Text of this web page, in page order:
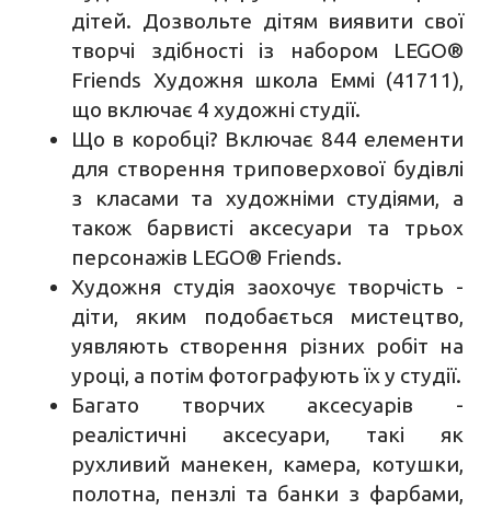
дітей. Дозвольте дітям виявити свої
творчі здібності із набором LEGO®
Friends Художня школа Еммі (41711),
що включає 4 художні студії.
Що в коробці? Включає 844 елементи
для створення триповерхової будівлі
з класами та художніми студіями, а
також барвисті аксесуари та трьох
персонажів LEGO® Friends.
Художня студія заохочує творчість -
діти, яким подобається мистецтво,
уявляють створення різних робіт на
уроці, а потім фотографують їх у студії.
Багато творчих аксесуарів -
реалістичні аксесуари, такі як
рухливий манекен, камера, котушки,
полотна, пензлі та банки з фарбами,